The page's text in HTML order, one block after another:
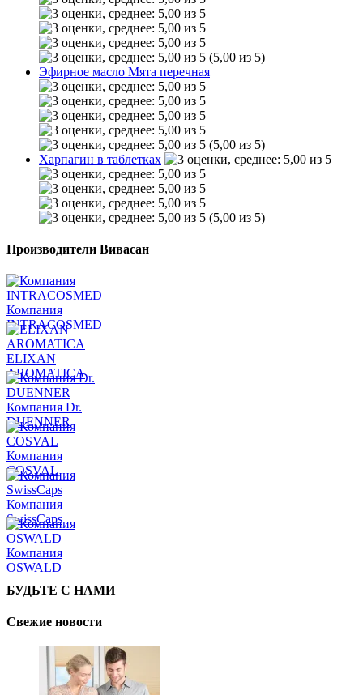
(5,00 из 5)
Эфирное масло Мята перечная
(5,00 из 5)
Харпагин в таблетках
(5,00 из 5)
Производители Вивасан
Компания
INTRACOSMED
ELIXAN
AROMATICA
Компания Dr.
DUENNER
Компания
COSVAL
Компания
SwissCaps
Компания
OSWALD
БУДЬТЕ С НАМИ
Свежие новости